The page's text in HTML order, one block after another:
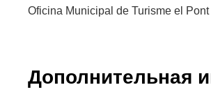
Oficina Municipal de Turisme el
Дополнительная